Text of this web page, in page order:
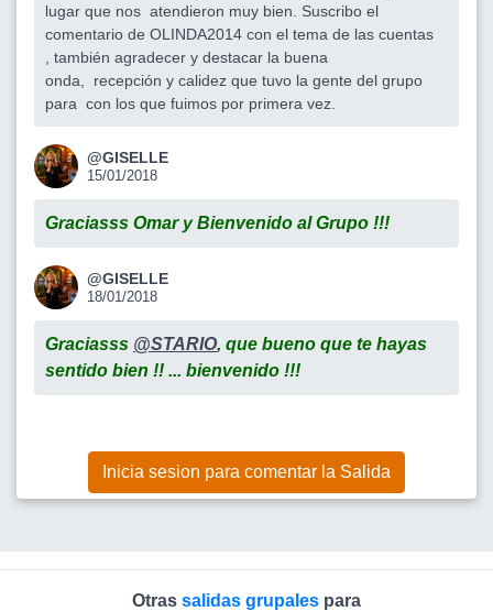
lugar que nos atendieron muy bien. Suscribo el
comentario de OLINDA2014 con el tema de las cuentas
, también agradecer y destacar la buena
onda, recepción y calidez que tuvo la gente del grupo
para con los que fuimos por primera vez.
@GISELLE
15/01/2018
Graciasss Omar y Bienvenido al Grupo !!!
@GISELLE
18/01/2018
Graciasss @STARIO, que bueno que te hayas
sentido bien !! ... bienvenido !!!
Inicia sesion para comentar la Salida
Otras salidas grupales para